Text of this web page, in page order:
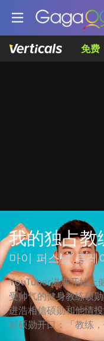
免费
我的独占教
마이 퍼스널 트레
YouTuber进浩开始上
受帅气的健身教练硕
进浩相信硕勋和他情
对硕勋开口：「教练